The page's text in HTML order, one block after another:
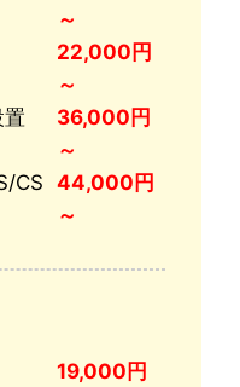
～
22,000円
～
36,000円
～
CS
44,000円
～
19,000円